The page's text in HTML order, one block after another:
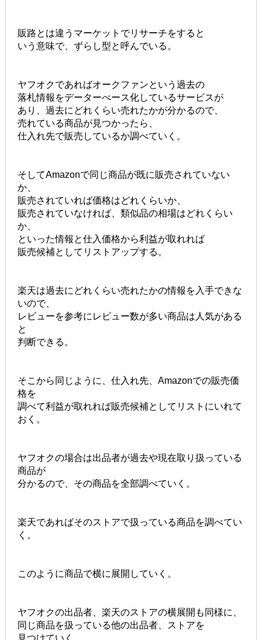
販路とは違うマーケットでリサーチをすると
いう意味で、ずらし型と呼んでいる。
ヤフオクであればオークファンという過去の
落札情報をデーターべース化しているサービスが
あり、過去にどれくらい売れたかが分かるので、
売れている商品が見つかったら、
仕入れ先で販売しているか調べていく。
そしてAmazonで同じ商品が既に販売されていない
か、
販売されていれば価格はどれくらいか、
販売されていなければ、類似品の相場はどれくらい
か、
といった情報と仕入価格から利益が取れれば
販売候補としてリストアップする。
楽天は過去にどれくらい売れたかの情報を入手できな
いので、
レビューを参考にレビュー数が多い商品は人気がある
と
判断できる。
そこから同じように、仕入れ先、Amazonでの販売価
格を
調べて利益が取れれば販売候補としてリストにいれて
おく。
ヤフオクの場合は出品者が過去や現在取り扱っている
商品が
分かるので、その商品を全部調べていく。
楽天であればそのストアで扱っている商品を調べてい
く。
このように商品で横に展開していく。
ヤフオクの出品者、楽天のストアの横展開も同様に、
同じ商品を扱っている他の出品者、ストアを